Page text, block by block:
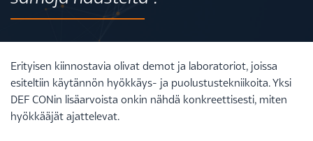
Erityisen kiinnostavia olivat demot ja laboratoriot, joissa
esiteltiin käytännön hyökkäys- ja puolustustekniikoita. Yksi
DEF CONin lisäarvoista onkin nähdä konkreettisesti, miten
hyökkääjät ajattelevat.